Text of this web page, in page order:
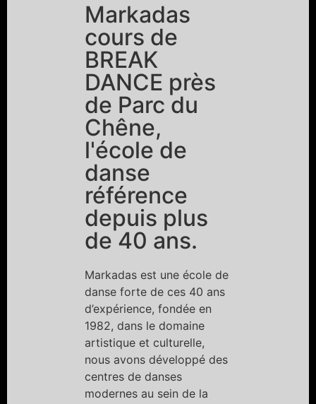
Markadas
cours de
BREAK
DANCE près
de Parc du
Chêne,
l'école de
danse
référence
depuis plus
de 40 ans.
Markadas est une école de
danse forte de ces 40 ans
d’expérience, fondée en
1982, dans le domaine
artistique et culturelle,
nous avons développé des
centres de danses
modernes au sein de la